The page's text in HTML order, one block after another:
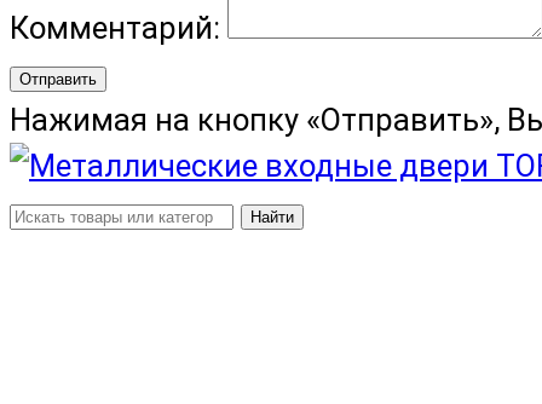
Комментарий:
Отправить
Нажимая на кнопку «Отправить»,
Найти